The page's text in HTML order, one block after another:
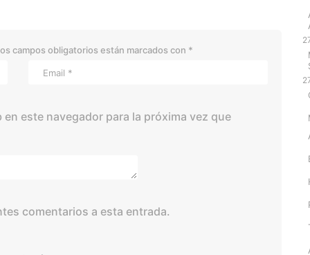
campos obligatorios están marcados con *
este navegador para la próxima vez que
comentarios a esta entrada.